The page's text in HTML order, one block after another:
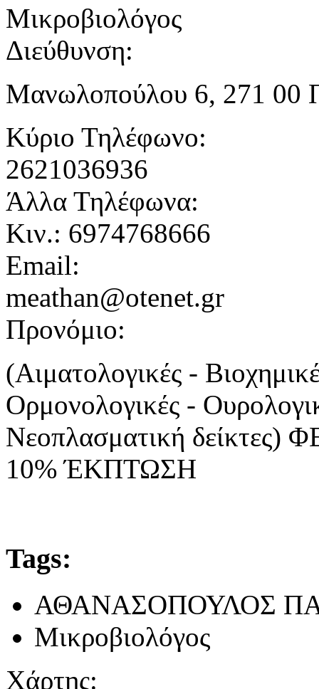
Μικροβιολόγος
Διεύθυνση:
Μανωλοπούλου 6, 271 00
Κύριο Τηλέφωνο:
2621036936
Άλλα Τηλέφωνα:
Κιν.: 6974768666
Email:
meathan@otenet.gr
Προνόμιο:
(Αιματολογικές -
Ορμονολογικές -
Νεοπλασματική δείκτες)
10% ΈΚΠΤΩΣΗ
Tags:
ΑΘΑΝΑΣΟΠΟΥΛΟΣ
Μικροβιολόγος
Χάρτης: